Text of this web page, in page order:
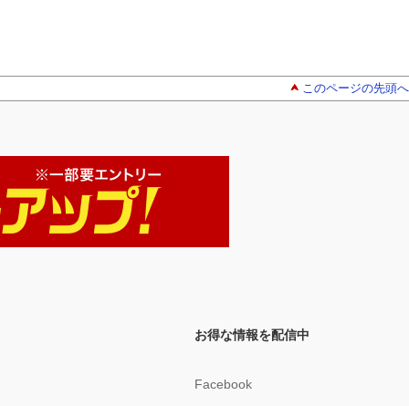
このページの先頭へ
お得な情報を配信中
Facebook